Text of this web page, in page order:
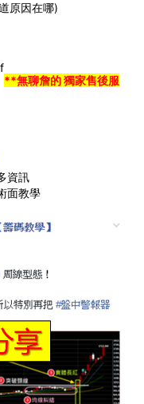
原因在哪)
**無聊詹的 獨家售後服
資訊
面教學